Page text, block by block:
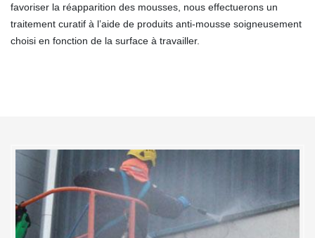
favoriser la réapparition des mousses, nous effectuerons un
traitement curatif à l’aide de produits anti-mousse soigneusement
choisi en fonction de la surface à travailler.